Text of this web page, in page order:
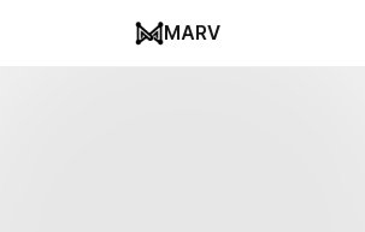
MARV